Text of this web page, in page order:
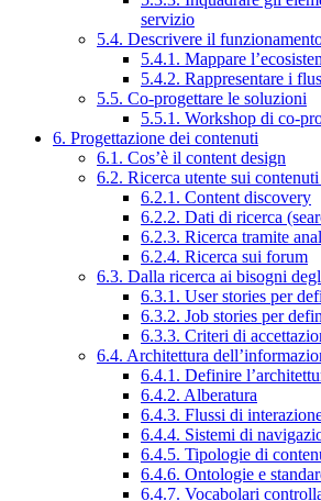
servizio
5.4. Descrivere il
5.4.1. Mappare
5.4.2. Rappresentare i
5.5. Co-progettare le soluzioni
5.5.1. Workshop di co-
6. Progettazione dei contenuti
6.1. Cos’è il content design
6.2. Ricerca utente sui
6.2.1. Content discovery
6.2.2. Dati di ricerca
6.2.3. Ricerca tramite
6.2.4. Ricerca sui forum
6.3. Dalla ricerca ai bisogni
6.3.1. User stories per
6.3.2. Job stories per
6.3.3. Criteri di
6.4. Architettura
6.4.1. Definire
6.4.2. Alberatura
6.4.3. Flussi di
6.4.4. Sistemi di
6.4.5. Tipologie di
6.4.6. Ontologie e
6.4.7. Vocabolari